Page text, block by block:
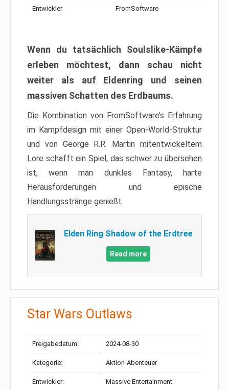
Entwickler FromSoftware
Wenn du tatsächlich Soulslike-Kämpfe
erleben möchtest, dann schau nicht
weiter als auf Eldenring und seinen
massiven Schatten des Erdbaums.
Die Kombination von FromSoftware’s Erfahrung
im Kampfdesign mit einer Open-World-Struktur
und von George R.R. Martin mitentwickeltem
Lore schafft ein Spiel, das schwer zu übersehen
ist, wenn man dunkles Fantasy, harte
Herausforderungen und epische
Handlungsstränge genießt.
Elden Ring Shadow of the Erdtree
Read more
Star Wars Outlaws
Freigabedatum: 2024-08-30
Kategorie: Aktion-Abenteuer
Entwickler: Massive Entertainment